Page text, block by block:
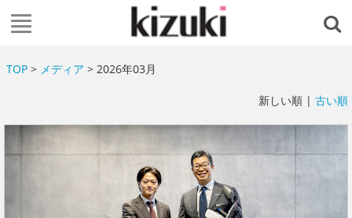
TOP> メディア > 2026年03月
新しい順 | 古い順